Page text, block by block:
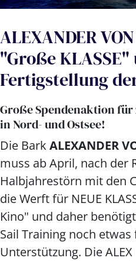
ALEXANDER
"Große KLASSE"
Fertigstellung
Große Spendenaktion für
in Nord- und Ostsee!
Die Bark ALEXANDER
muss ab April, nach der
Halbjahrestörn mit den
die Werft für NEUE
Kino" und daher
Sail Training noch
Unterstützung. Die